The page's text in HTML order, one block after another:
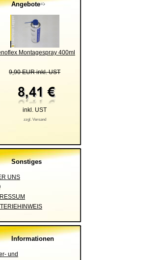
Angebote
Montagespray 400ml
9,90 EUR inkl. UST
inkl. UST
zzgl. Versand
Sonstiges
UNS
Informationen
und